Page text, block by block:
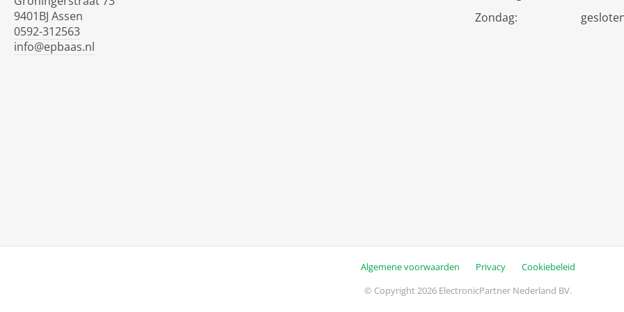
9401BJ Assen
0592-312563
info@epbaas.nl
Zondag:
Algemene voorwaarden Privacy
Cookiebeleid
© Copyright 2026 ElectronicPartner Nederland BV.